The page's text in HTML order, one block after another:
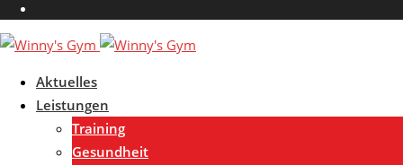
Aktuelles
Leistungen
Training
Gesundheit